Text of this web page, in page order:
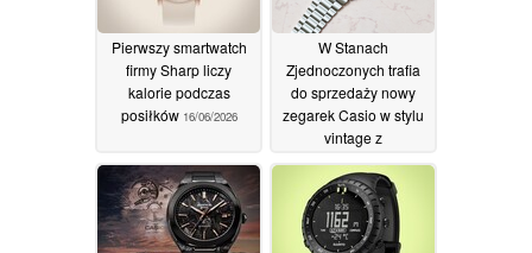
Pierwszy smartwatch
firmy Sharp liczy
kalorie podczas
posiłków 16/06/2026
W Stanach
Zjednoczonych trafia
do sprzedaży nowy
zegarek Casio w stylu
vintage z
analogowo-cyfrowym,
wyposażony w srebrną
bransoletkę 16/06/2026